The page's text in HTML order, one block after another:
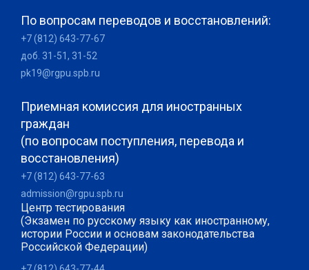
По вопросам переводов и восстановлений:
+7 (812) 643-77-67
доб. 31-51, 31-52
pk19@rgpu.spb.ru
Приемная комиссия для иностранных
граждан
(по вопросам поступления, перевода и
восстановления)
+7 (812) 643-77-63
admission@rgpu.spb.ru
Центр тестирования
(Экзамен по русскому языку как иностранному,
истории России и основам законодательства
Российской Федерации)